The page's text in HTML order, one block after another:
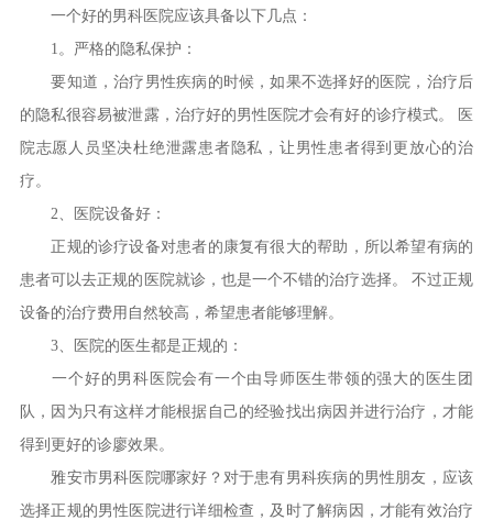
一个好的男科医院应该具备以下几点：
1。严格的隐私保护：
要知道，治疗男性疾病的时候，如果不选择好的医院，治疗后
的隐私很容易被泄露，治疗好的男性医院才会有好的诊疗模式。 医
院志愿人员坚决杜绝泄露患者隐私，让男性患者得到更放心的治
疗。
2、医院设备好：
正规的诊疗设备对患者的康复有很大的帮助，所以希望有病的
患者可以去正规的医院就诊，也是一个不错的治疗选择。 不过正规
设备的治疗费用自然较高，希望患者能够理解。
3、医院的医生都是正规的：
一个好的男科医院会有一个由导师医生带领的强大的医生团
队，因为只有这样才能根据自己的经验找出病因并进行治疗，才能
得到更好的诊廖效果。
雅安市男科医院哪家好？对于患有男科疾病的男性朋友，应该
选择正规的男性医院进行详细检查，及时了解病因，才能有效治疗